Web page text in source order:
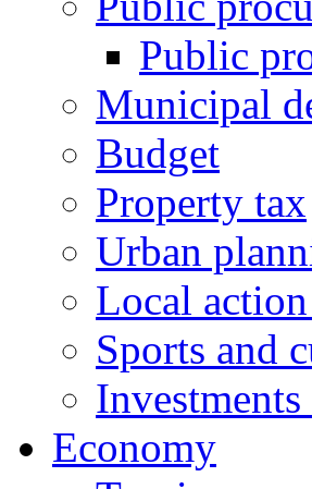
Public
Municipal
Budget
Property tax
Urban
Local
Sports and
Economy